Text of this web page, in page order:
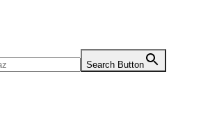
Search Button